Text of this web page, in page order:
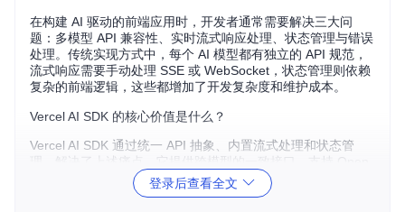
在构建 AI 驱动的前端应用时，开发者通常需要解决三大问
题：多模型 API 兼容性、实时流式响应处理、状态管理与错误
处理。传统实现方式中，每个 AI 模型都有独立的 API 规范，
流式响应需要手动处理 SSE 或 WebSocket，状态管理则依赖
复杂的前端逻辑，这些都增加了开发复杂度和维护成本。
Vercel AI SDK 的核心价值是什么？
Vercel AI SDK 通过统一 API 抽象、内置流式处理和状态管
理，解决了上述痛点。它提供跨模型的一致接口，支持 Open
AI、Anthropic 等主流 AI 提供商，同时原生支持流式响应，无
需手动处理底层通信。此外，SDK 内置的状态管理和错误处理
登录后查看全文